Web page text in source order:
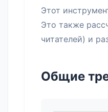
Этот
Это также
читателей) и
Общие